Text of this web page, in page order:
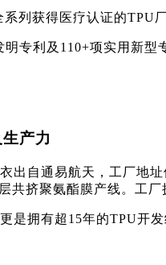
列获得医疗认证的TPU厂
专利及110+项实用新型
产力
出自通易航天，工厂地
共挤聚氨酯膜产线。工
是拥有超15年的TPU开